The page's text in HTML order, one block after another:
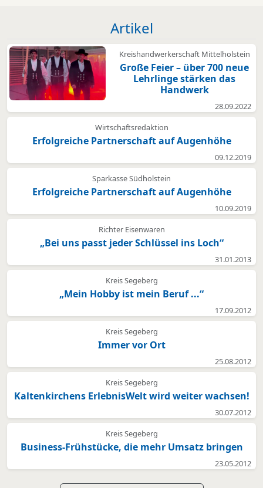
Artikel
Kreishandwerkerschaft Mittelholstein
Große Feier – über 700 neue
Lehrlinge stärken das
Handwerk
28.09.2022
Wirtschaftsredaktion
Erfolgreiche Partnerschaft auf Augenhöhe
09.12.2019
Sparkasse Südholstein
Erfolgreiche Partnerschaft auf Augenhöhe
10.09.2019
Richter Eisenwaren
„Bei uns passt jeder Schlüssel ins Loch“
31.01.2013
Kreis Segeberg
„Mein Hobby ist mein Beruf ...“
17.09.2012
Kreis Segeberg
Immer vor Ort
25.08.2012
Kreis Segeberg
Kaltenkirchens ErlebnisWelt wird weiter wachsen!
30.07.2012
Kreis Segeberg
Business-Frühstücke, die mehr Umsatz bringen
23.05.2012